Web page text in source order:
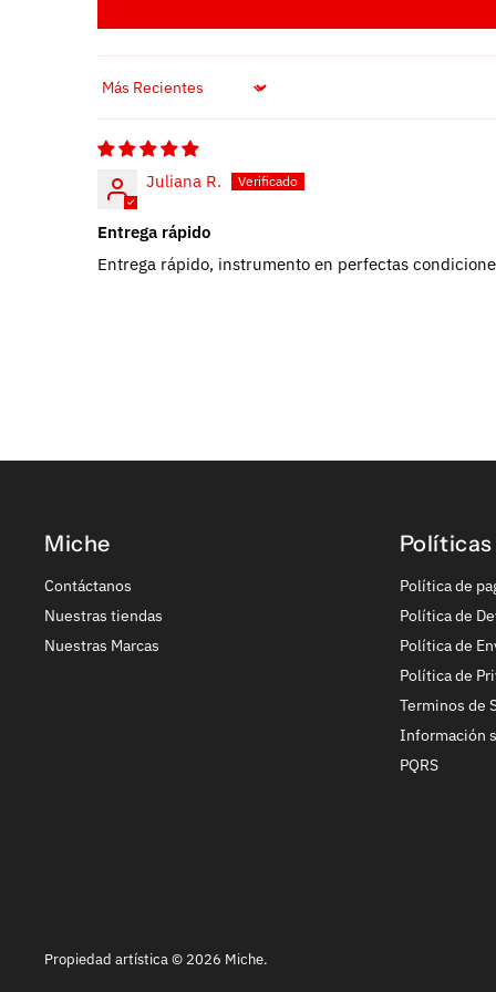
Sort by
Juliana R.
Entrega rápido
Entrega rápido, instrumento en perfectas
Miche
Contáctanos
Nuestras tiendas
Nuestras Marcas
Políticas
Política de
Política de
Política de
Política de
Terminos de
Información
PQRS
Propiedad artística © 2026 Miche.